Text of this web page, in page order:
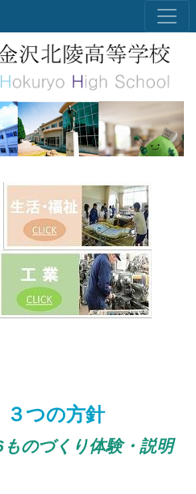
３つの方針
のづくり体験・説明